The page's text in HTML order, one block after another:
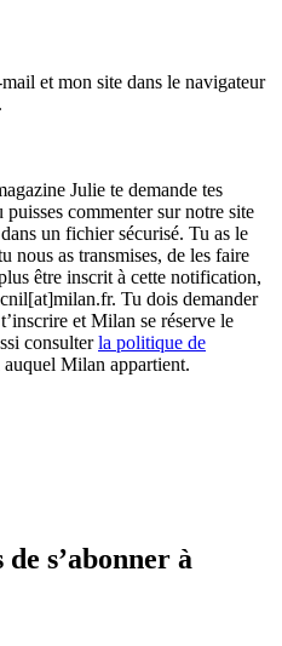
et mon site dans le navigateur
Julie te demande tes
commenter sur notre site
un fichier sécurisé. Tu as le
nous as transmises, de les faire
être inscrit à cette notification,
Tu dois demander
et Milan se réserve le
consulterla politique de
Milan appartient.
s’abonner à